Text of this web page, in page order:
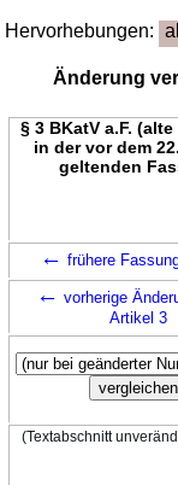
Hervorhebungen:
Änderung
§ 3 BKatV a.F.
in der vor dem
geltenden
← frühere
← vorherige
Artikel 3
(Textabschnitt